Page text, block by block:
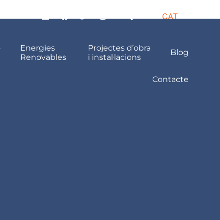
CAT
Energies
Renovables
Projectes d’obra
i instal·lacions
Blog
Contacte